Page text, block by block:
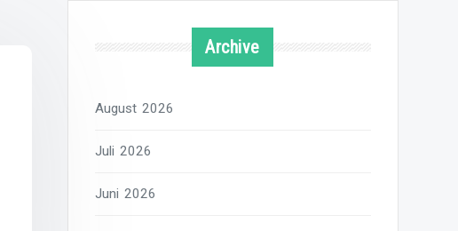
Archive
August 2026
Juli 2026
Juni 2026